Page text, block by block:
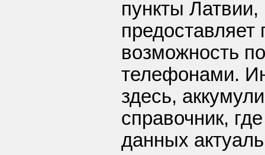
пункты
предоставляет
возможность
телефонами.
здесь,
справочник,
данных